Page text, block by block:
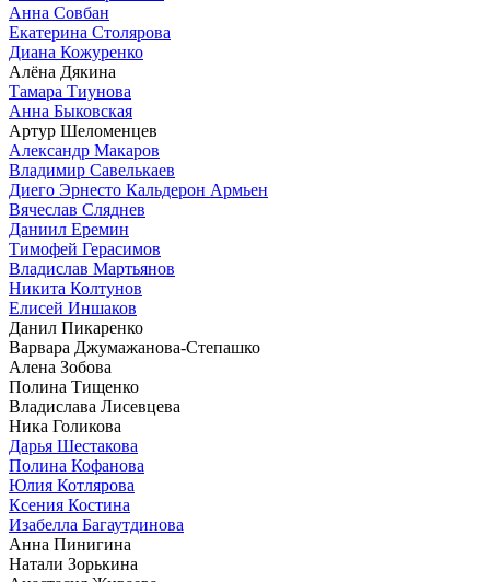
Анна Совбан
Екатерина Столярова
Диана Кожуренко
Алёна Дякина
Тамара Тиунова
Анна Быковская
Артур Шеломенцев
Александр Макаров
Владимир Савелькаев
Диего Эрнесто Кальдерон Армьен
Вячеслав Сляднев
Даниил Еремин
Тимофей Герасимов
Владислав Мартьянов
Никита Колтунов
Елисей Иншаков
Данил Пикаренко
Варвара Джумажанова-Степашко
Алена Зобова
Полина Тищенко
Владислава Лисевцева
Ника Голикова
Дарья Шестакова
Полина Кофанова
Юлия Котлярова
Ксения Костина
Изабелла Багаутдинова
Анна Пинигина
Натали Зорькина